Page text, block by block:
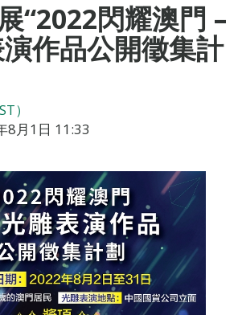
“2022閃耀澳門 –
作品公開徵集計
）
8月1日 11:33